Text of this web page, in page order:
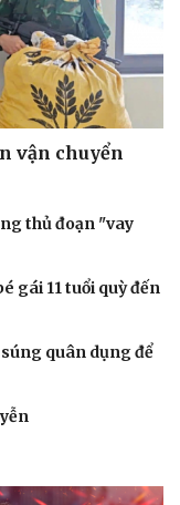
vận chuyển
thủ đoạn "vay
gái 11 tuổi quỳ đến
quân dụng để